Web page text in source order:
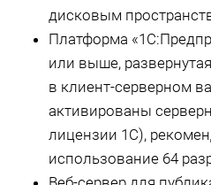
дисковым
Платформа
или выше,
в клиент-серверном
активированы
лицензии 1С),
использование 64